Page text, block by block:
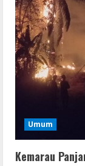
Umum
Kemarau